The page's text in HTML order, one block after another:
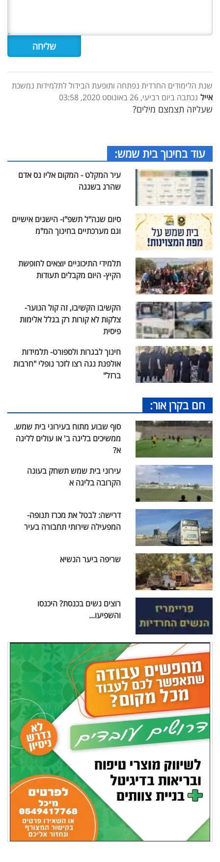
שנת הלימודים החרדית נפתחה ותופעת הבידול לתלמידות נמשכת
אייל נכתבה ביום רביעי, 26 באוגוסט 2020, 03:58
שעליזה תצמצם מילים?
עוד בחינוך בית שמש:
עיר המקלט - המקום אליו נס אדם
שהרג בשגגה
סיום שנה"ל תשפ"ו- הישגים אישיים
וגם מערכתיים בחינוך המ"מ
תלמידי התיכוניים יוצאים לחופשת
הקיץ- היום מקבלים תעודות
הקשיבו הקשיבו, זה קול הנוער-
צלקות לא קורות רק בגלל אלימות
פיסית
חינוך לבגרות ולספורט- תלמידות
אולפנת נגה רצו לזכר נופלי "חרבות
ברזל"
חם בקרן אור:
סוף שבוע מתוח בעירוני בית שמש.
ממשיכים בליגה ב' או עולים לליגה
א?
עירוני בית שמש תשחק בעונה
הקרובה בליגה א
דרישה: לבטל את מכרז תנופה-
המפעילה שירותי תחבורה בעיר
שריפה ביער הנשיא
רוצים נשים בכנסת? היכנסו
והשפיעו...